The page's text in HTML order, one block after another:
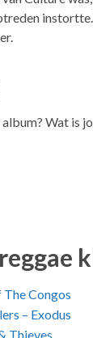
Wat is
Congos
– Exodus
Thieves